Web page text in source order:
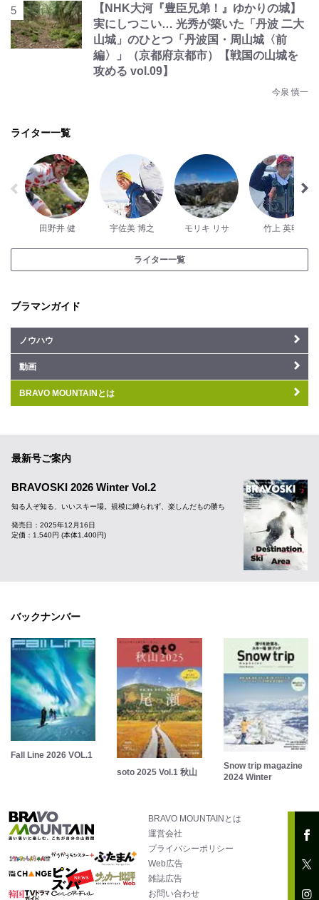
【NHK大河『豊臣兄弟！』ゆかりの城】
実にしつこい… 光秀が築いた「丹波 二大
山城」のひとつ「丹波国・周山城〈前
編〉」（京都府京都市）【戦国の山城を
攻める vol.09】
今泉 慎一
ライター一覧
田野井 健 宇佐美 博之 モリキ リサ 竹上 英明
ライター一覧
ブラマンガイド
ノウハウ
動画
BRAVO MOUNTAINとは
最新号ご案内
BRAVOSKI 2026 Winter Vol.2
知る人ぞ知る、いいスキー場。規模に縛られず、楽しんだもの勝ち
発売日：2025年12月16日
定価：1,540円 (本体1,400円)
バックナンバー
Fall Line 2026 VOL.1
soto 2025 Vol.1 秋山
Snow trip magazine
2024 Winter
BRAVO MOUNTAINとは
運営会社
プライバシーポリシー
Web広告
雑誌広告
お問い合わせ